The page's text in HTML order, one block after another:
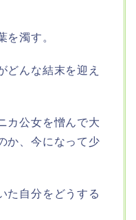
を濁す。
どんな結末を迎え
カ公女を憎んで大
か、今になって少
た自分をどうする